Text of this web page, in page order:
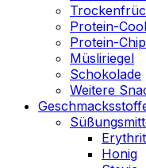
Protein-
Protein-
Müsliriegel
Schokolade
Weitere
Honig